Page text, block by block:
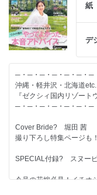
◆ゲスト周りのフォロー
ーBOOK
◆沖縄WEDDING BOOK
◆準備ダンドリTO DO チ
◆教会＆式場100Book
◆ブルーシールの婚姻届
◆軽井沢婚だからできる
◆リゾート花嫁のおしゃ
◆先輩カップル11組のゲ
紙
デ
─・─・─・─・─・─・─
沖縄・軽井沢・北海道
『ゼクシィ国内リゾート
─・─・─・─・─・─・─
Cover Bride? 堀田 茜
撮り下ろし特集ページも！
SPECIAL付録? スヌー
今号の花嫁必見！イチオ